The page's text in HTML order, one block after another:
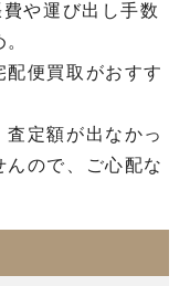
や運び出し手数
配便買取がおすす
定額が出なかっ
ので、ご心配な